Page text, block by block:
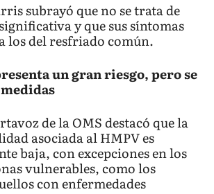
subrayó que no se trata de
y que sus síntomas
los del resfriado común.
un gran riesgo, pero se
de la OMS destacó que la
asociada al HMPV es
baja, con excepciones en los
vulnerables, como los
con enfermedades